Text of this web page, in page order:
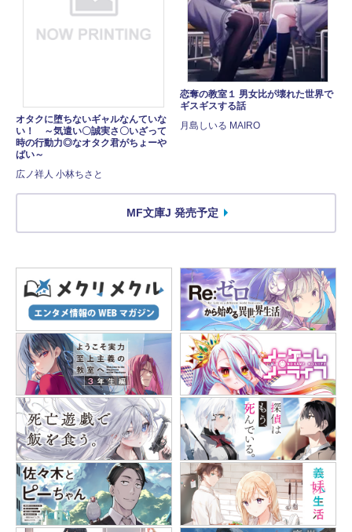
オタクに堕ちないギャルなんていな
い！ ～気遣い〇誠実さ〇いざって
時の行動力◎なオタク君がちょーや
ばい～
広ノ祥人 小林ちさと
恋奪の教室１ 男女比が壊れた世界で
ギスギスする話
月島しいる MAIRO
MF文庫J 発売予定